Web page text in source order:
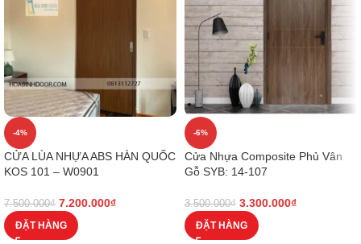
-4%
CỬA LÙA NHỰA ABS HÀN QUỐC
KOS 101 – W0901
7.500.000₫ 7.200.000₫
ĐẶT HÀNG
-6%
Cửa Nhựa Composite Phủ Vân
Gỗ SYB: 14-107
3.500.000₫ 3.300.000₫
ĐẶT HÀNG